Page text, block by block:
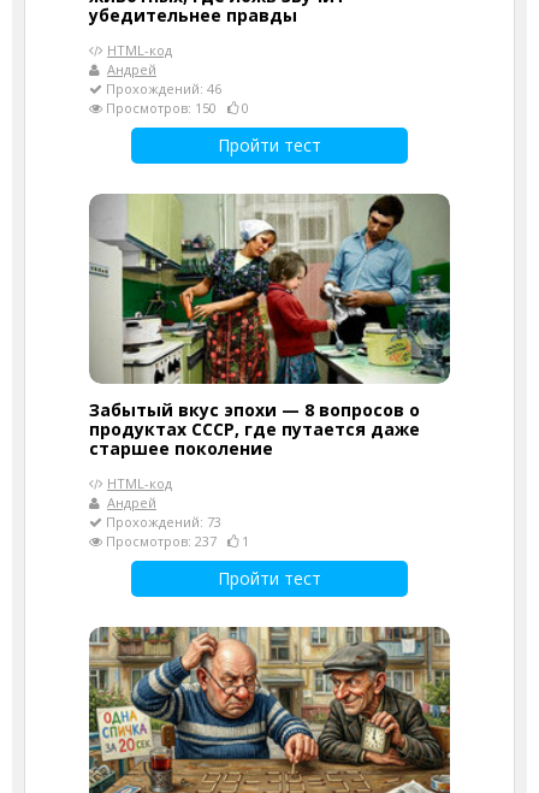
убедительнее правды
HTML-код
Андрей
Прохождений: 46
Просмотров: 150
0
Пройти тест
Забытый вкус эпохи — 8 вопросов о
продуктах СССР, где путается даже
старшее поколение
HTML-код
Андрей
Прохождений: 73
Просмотров: 237
1
Пройти тест